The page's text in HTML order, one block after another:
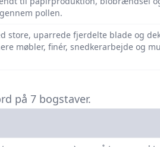
pollen.
store, uparrede fjerdelte blade og
møbler, finér, snedkerarbejde og
på 7 bogstaver.